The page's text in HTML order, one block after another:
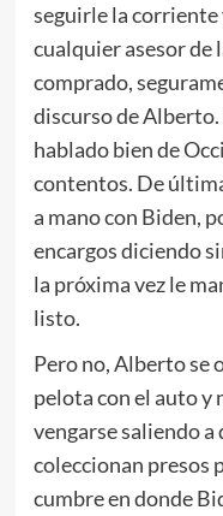
seguirle la corriente
cualquier asesor de
comprado,
discurso de
hablado bien de
contentos. De
a mano con Biden,
encargos diciendo
la próxima vez le
listo.
Pero no, Alberto se
pelota con el auto y
vengarse saliendo
coleccionan presos
cumbre en donde